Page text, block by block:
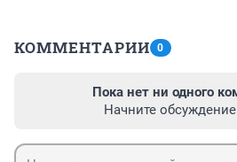
КОММЕНТАРИИ 0
Пока нет ни одного
Начните